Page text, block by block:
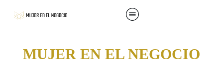
MUJER EN EL NEGOCIO